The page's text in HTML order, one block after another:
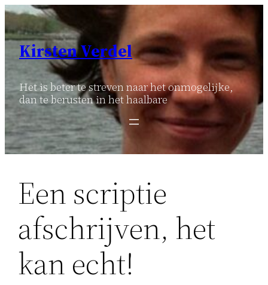
Ga
naar
inhoud
Kirsten Verdel
Het is beter te streven naar het onmogelijke,
dan te berusten in het haalbare
Een scriptie
afschrijven, het
kan echt!